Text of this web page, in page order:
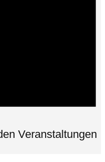
Veranstaltungen